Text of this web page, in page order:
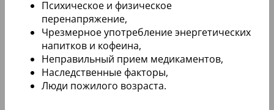
Психическое и физическое
перенапряжение,
Чрезмерное употребление энергетических
напитков и кофеина,
Неправильный прием медикаментов,
Наследственные факторы,
Люди пожилого возраста.